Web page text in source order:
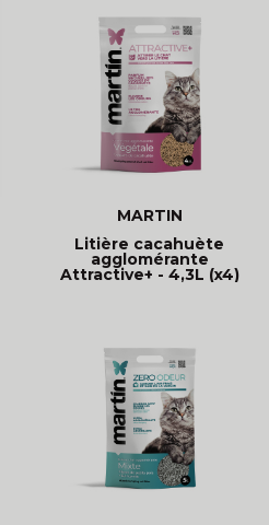
MARTIN
Litière cacahuète
agglomérante
Attractive+ - 4,3L (x4)